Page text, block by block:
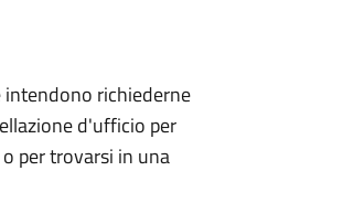
richiederne
d'ufficio per
per trovarsi in una